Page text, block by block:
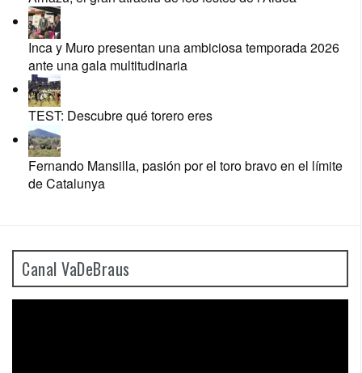
Inca y Muro presentan una ambiciosa temporada 2026
ante una gala multitudinaria
TEST: Descubre qué torero eres
Fernando Mansilla, pasión por el toro bravo en el límite
de Catalunya
Canal VaDeBraus